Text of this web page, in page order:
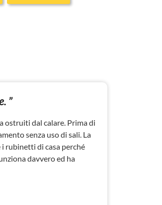
”
ostruiti dal calare. Prima di
senza uso di sali. La
rubinetti di casa perché
davvero ed ha